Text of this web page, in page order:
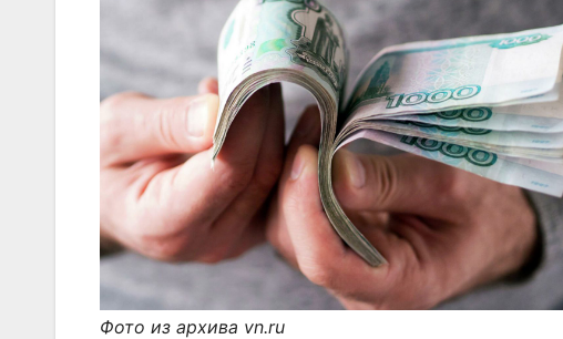
Фото из архива vn.ru